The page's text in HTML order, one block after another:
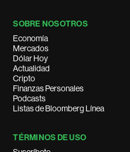
SOBRE NOSOTROS
Economía
Mercados
Dólar Hoy
Actualidad
Cripto
Finanzas Personales
Podcasts
Listas de Bloomberg Línea
TÉRMINOS DE USO